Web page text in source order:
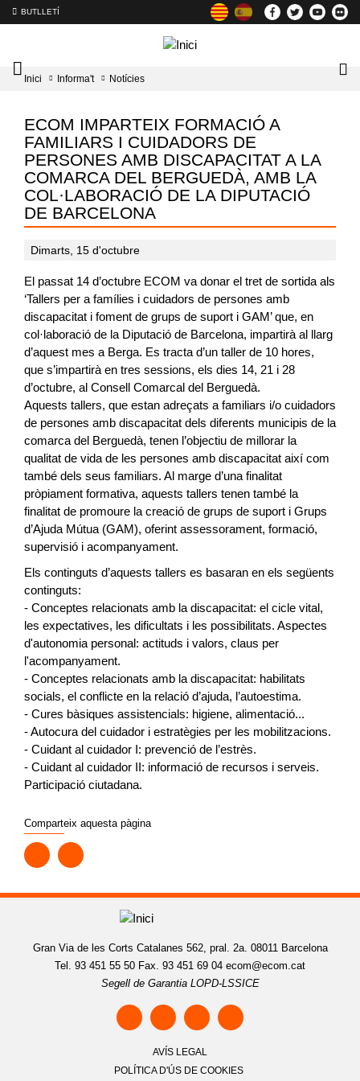
BUTLLETÍ
Mobile
menu
Inici Informa't Notícies
ECOM IMPARTEIX FORMACIÓ A
FAMILIARS I CUIDADORS DE
PERSONES AMB DISCAPACITAT A LA
COMARCA DEL BERGUEDÀ, AMB LA
COL·LABORACIÓ DE LA DIPUTACIÓ
DE BARCELONA
Dimarts, 15 d'octubre
El passat 14 d’octubre ECOM va donar el tret de sortida als
‘Tallers per a famílies i cuidadors de persones amb
discapacitat i foment de grups de suport i GAM’ que, en
col·laboració de la Diputació de Barcelona, impartirà al llarg
d’aquest mes a Berga. Es tracta d’un taller de 10 hores,
que s’impartirà en tres sessions, els dies 14, 21 i 28
d’octubre, al Consell Comarcal del Berguedà.
Aquests tallers, que estan adreçats a familiars i/o cuidadors
de persones amb discapacitat dels diferents municipis de la
comarca del Berguedà, tenen l’objectiu de millorar la
qualitat de vida de les persones amb discapacitat així com
també dels seus familiars. Al marge d’una finalitat
pròpiament formativa, aquests tallers tenen també la
finalitat de promoure la creació de grups de suport i Grups
d’Ajuda Mútua (GAM), oferint assessorament, formació,
supervisió i acompanyament.
Els continguts d’aquests tallers es basaran en els següents
continguts:
- Conceptes relacionats amb la discapacitat: el cicle vital,
les expectatives, les dificultats i les possibilitats. Aspectes
d'autonomia personal: actituds i valors, claus per
l'acompanyament.
- Conceptes relacionats amb la discapacitat: habilitats
socials, el conflicte en la relació d’ajuda, l’autoestima.
- Cures bàsiques assistencials: higiene, alimentació...
- Autocura del cuidador i estratègies per les mobilitzacions.
- Cuidant al cuidador I: prevenció de l’estrès.
- Cuidant al cuidador II: informació de recursos i serveis.
Participació ciutadana.
Comparteix aquesta pàgina
Gran Via de les Corts Catalanes 562, pral. 2a. 08011 Barcelona
Tel. 93 451 55 50 Fax. 93 451 69 04 ecom@ecom.cat
Segell de Garantia LOPD-LSSICE
AVÍS LEGAL
POLÍTICA D'ÚS DE COOKIES